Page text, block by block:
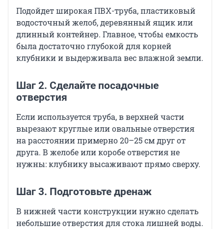
Подойдет широкая ПВХ-труба, пластиковый
водосточный желоб, деревянный ящик или
длинный контейнер. Главное, чтобы емкость
была достаточно глубокой для корней
клубники и выдерживала вес влажной земли.
Шаг 2. Сделайте посадочные
отверстия
Если используется труба, в верхней части
вырезают круглые или овальные отверстия
на расстоянии примерно 20–25 см друг от
друга. В желобе или коробе отверстия не
нужны: клубнику высаживают прямо сверху.
Шаг 3. Подготовьте дренаж
В нижней части конструкции нужно сделать
небольшие отверстия для стока лишней воды.